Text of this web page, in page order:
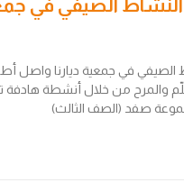
الصيفي في
في جمعية ديارنا واصل
والمرح من خلال أنشطة هادفة
صفد (الصف الثالث)